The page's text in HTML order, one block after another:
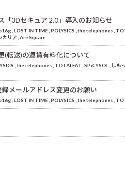
「3Dセキュア 2.0」導入のお知らせ
LOST IN TIME POLYSICS the telephones
カリア Are Square
(転送)の運賃有料化について
the telephones TOTALFAT SPiCYSOL しも
メールアドレス変更のお願い
LOST IN TIME POLYSICS the telephones